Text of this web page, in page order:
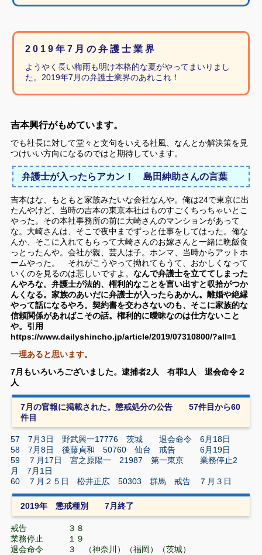
2 0 1 9 年 7 月 の 弁 護 士 業 界
ようやく長い梅雨も明け本格的な夏がやってまいりまし
た。2019年7月の弁護士業界のあれこれ！
吉本興行がもめています。
でも社長に対して堂々と文句をいえる社風、なんとか解決策を見
つけいい方向になるのではと期待しています。
弁護士が入ったらアカン！ 島田紳助さんの言葉
吉本はな、もともと家族みたいな会社なんや。俺は24で東京に出
たんやけど、当時の吉本の東京本社はものすごくちっちゃいとこ
やった。その本社事務所の前に大崎さんのマンションがあって
な。大崎さんは、そこで夜中までずっと仕事をしてはった。俺な
んか、そこに入れてもらって大崎さんのお嫁さんと一緒に晩飯食
っとったんや。会社が親、芸人は子。ホンマ、当時からアットホ
ームやった。 それがこうやって拗れてもうて、おかしくなって
いくのを見るのは悲しいですよ。なんで弁護士を立ててしまった
んやろな。弁護士が法的、権利的なことを言い出すと収拾がつか
んくなる。家族のあいだに弁護士が入ったらあかん。離婚や絶縁
やって話になるやろ。契約書を交わさないのも、そこに家族的な
信頼関係があればこその話。権利的に曖昧なのは仕方ないこと
や。引用
https://www.dailyshincho.jp/article/2019/07310800/?all=1
一理あると思います。
7月もいろいろございました。逮捕者2人 有罪1人 退会命令２
人
7月の官報に掲載された。懲戒処分の公告 57件目から60
件目
57 7月3日 野武興一17776 茨城 退会命令 6月18日
58 7月8日 後藤貞和 50760 仙台 戒告 6月19日
59 ７月17日 宮之原陽一 21987 第一東京 業務停止2
月 7月1日
60 ７月２５日 松井正広 50303 群馬 戒告 ７月３日
2019年 懲戒種別 7月終了
戒告 ３８
業務停止 １９
退会命令 ３ （神奈川）（福岡）（茨城）